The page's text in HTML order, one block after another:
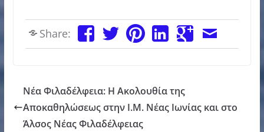
Share:
Νέα Φιλαδέλφεια: H Ακολουθία της
Αποκαθηλώσεως στην Ι.Μ. Νέας Ιωνίας και στο
Άλσος Νέας Φιλαδέλφειας